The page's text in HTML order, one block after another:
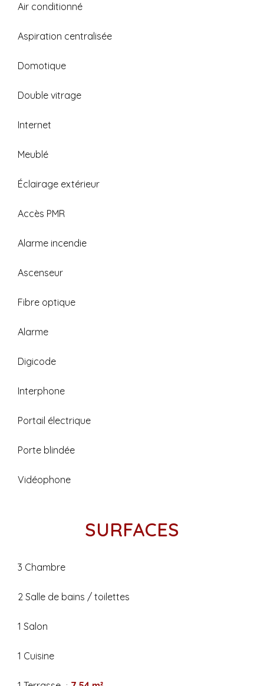
Air conditionné
Aspiration centralisée
Domotique
Double vitrage
Internet
Meublé
Éclairage extérieur
Accès PMR
Alarme incendie
Ascenseur
Fibre optique
Alarme
Digicode
Interphone
Portail électrique
Porte blindée
Vidéophone
SURFACES
3 Chambre
2 Salle de bains / toilettes
1 Salon
1 Cuisine